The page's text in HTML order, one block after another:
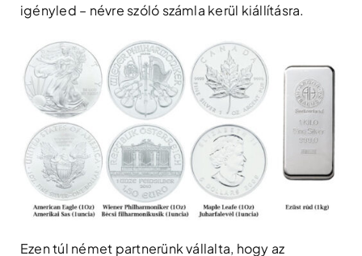
igényled – névre szóló számla kerül kiállításra.
Ezen túl német partnerünk vállalta, hogy az